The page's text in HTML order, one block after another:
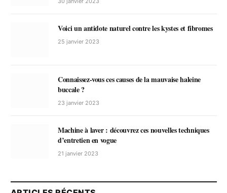
Voici un antidote naturel contre les kystes et fibromes
25 janvier 2023
Connaissez-vous ces causes de la mauvaise haleine
buccale ?
23 janvier 2023
Machine à laver : découvrez ces nouvelles techniques
d’entretien en vogue
21 janvier 2023